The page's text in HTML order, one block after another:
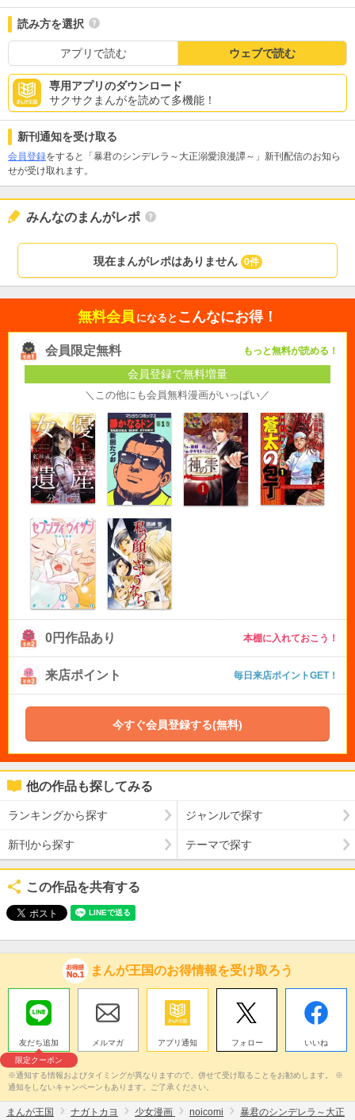
読み方を選択
アプリで読む ウェブで読む
専用アプリのダウンロード
サクサクまんがを読めて多機能！
新刊通知を受け取る
会員登録をすると「暴君のシンデレラ～大正溺愛浪漫譚～」新刊配信のお知ら
せが受け取れます。
みんなのまんがレポ
現在まんがレポはありません 0件
無料会員 になると こんなにお得！
会員限定無料 もっと無料が読める！
会員登録で無料増量
＼この他にも会員無料漫画がいっぱい／
0円作品あり 本棚に入れておこう！
来店ポイント 毎日来店ポイントGET！
今すぐ会員登録する(無料)
他の作品も探してみる
ランキングから探す ジャンルで探す
新刊から探す テーマで探す
この作品を共有する
まんが王国のお得情報を受け取ろう
友だち追加
限定クーポン
メルマガ アプリ通知 フォロー いいね
※通知する情報およびタイミングが異なりますので、併せて受け取ることをお勧めします。 ※
通知をしないキャンペーンもあります。ご了承ください。
まんが王国 ナガトカヨ 少女漫画 noicomi 暴君のシンデレラ～大正